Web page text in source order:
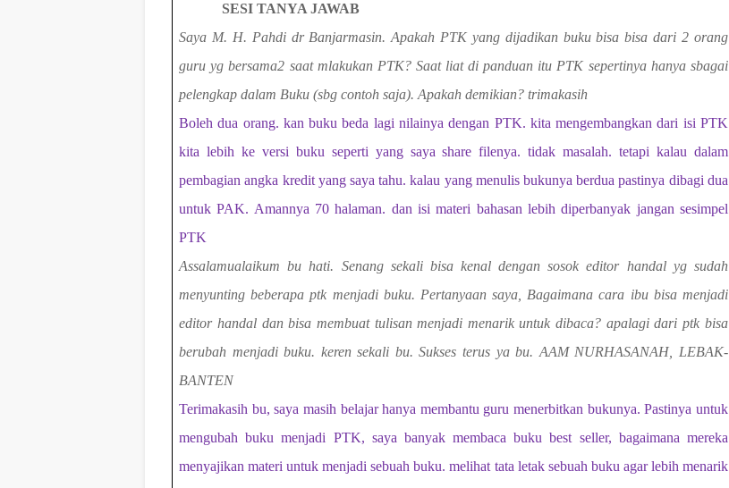
SESI TANYA JAWAB
Saya M. H. Pahdi dr Banjarmasin. Apakah PTK yang dijadikan buku bisa bisa dari 2 orang
guru yg bersama2 saat mlakukan PTK? Saat liat di panduan itu PTK sepertinya hanya sbagai
pelengkap dalam Buku (sbg contoh saja). Apakah demikian? trimakasih
Boleh dua orang. kan buku beda lagi nilainya dengan PTK. kita mengembangkan dari isi PTK
kita lebih ke versi buku seperti yang saya share filenya. tidak masalah. tetapi kalau dalam
pembagian angka kredit yang saya tahu. kalau yang menulis bukunya berdua pastinya dibagi dua
untuk PAK. Amannya 70 halaman. dan isi materi bahasan lebih diperbanyak jangan sesimpel
PTK
Assalamualaikum bu hati. Senang sekali bisa kenal dengan sosok editor handal yg sudah
menyunting beberapa ptk menjadi buku. Pertanyaan saya, Bagaimana cara ibu bisa menjadi
editor handal dan bisa membuat tulisan menjadi menarik untuk dibaca? apalagi dari ptk bisa
berubah menjadi buku. keren sekali bu. Sukses terus ya bu. AAM NURHASANAH, LEBAK-
BANTEN
Terimakasih bu, saya masih belajar hanya membantu guru menerbitkan bukunya. Pastinya untuk
mengubah buku menjadi PTK, saya banyak membaca buku best seller, bagaimana mereka
menyajikan materi untuk menjadi sebuah buku. melihat tata letak sebuah buku agar lebih menarik